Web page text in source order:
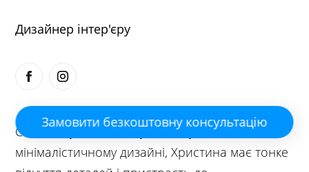
Дизайнер інтер'єру
Спеціалізуючись на сучасному та
мінімалістичному дизайні, Христина має тонке
Замовити безкоштовну консультацію